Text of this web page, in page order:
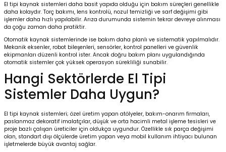
El tipi kaynak sistemleri daha basit yapıda olduğu için bakım süreçleri genellikle
daha kolaydır. Torç bakımı, lens kontrolü, nozul temizliği ve sarf değişimi gibi
işlemler daha hızlı yapılabilir. Arıza durumunda sistemin tekrar devreye alınması
da çoğu zaman daha pratiktir.
Otomatik kaynak sistemlerinde ise bakım daha planlı ve sistematik yapılmalıdır.
Mekanik eksenler, robot bileşenleri, sensörler, kontrol panelleri ve güvenlik
ekipmanları düzenli kontrol ister. Ancak doğru bakım planı uygulandığında
otomatik sistemler çok yüksek operasyon sürekliliği sunabilir.
Hangi Sektörlerde El Tipi
Sistemler Daha Uygun?
El tipi kaynak sistemleri; özel üretim yapan atölyeler, bakım-onarım firmaları,
paslanmaz dekoratif imalatçılar, düşük ve orta hacimli metal işleme tesisleri ve
proje bazlı çalışan üreticiler için oldukça uygundur. Özellikle sık parça değişimi
olan, standart dışı ölçülerde üretim yapan veya mobil kullanım ihtiyacı bulunan
işletmelerde büyük avantaj sağlar.